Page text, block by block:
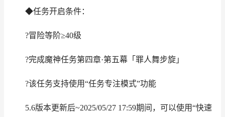
◆任务开启条件：
?冒险等阶≥40级
?完成魔神任务第四章·第五幕「罪人舞步旋」
?该任务支持使用“任务专注模式”功能
5.6版本更新后~2025/05/27 17:59期间，可以使用“快速